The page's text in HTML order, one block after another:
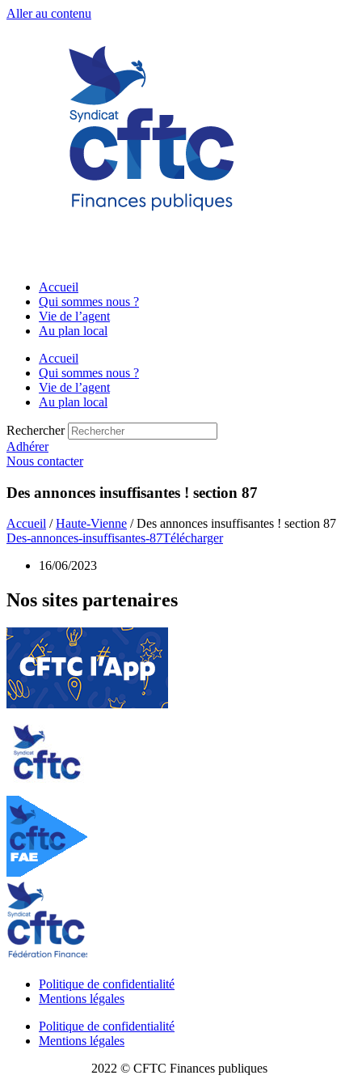
Aller au contenu
Accueil
Qui sommes nous ?
Vie de l’agent
Au plan local
Accueil
Qui sommes nous ?
Vie de l’agent
Au plan local
Rechercher
Adhérer
Nous contacter
Des annonces insuffisantes ! section 87
Accueil /Haute-Vienne / Des annonces insuffisantes ! section 87
Des-annonces-insuffisantes-87Télécharger
16/06/2023
Nos sites partenaires
Politique de confidentialité
Mentions légales
Politique de confidentialité
Mentions légales
2022 © CFTC Finances publiques